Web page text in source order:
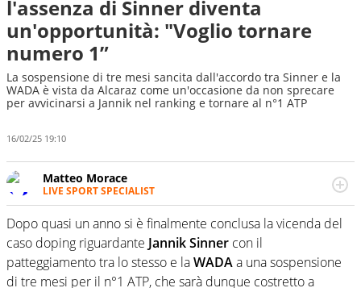
l'assenza di Sinner diventa
un'opportunità: "Voglio tornare
numero 1”
La sospensione di tre mesi sancita dall'accordo tra Sinner e la
WADA è vista da Alcaraz come un'occasione da non sprecare
per avvicinarsi a Jannik nel ranking e tornare al n°1 ATP
16/02/25 19:10
Matteo Morace
LIVE SPORT SPECIALIST
La multimedialità quale approccio personale e
professionale. Ama raccontare lo sport focalizzando ogni
attenzione sul tempo reale: la verità della dirette non
sono opinioni ma fatti
Dopo quasi un anno si è finalmente conclusa la vicenda del
caso doping riguardante JannikSinner con il
patteggiamento tra lo stesso e laWADAa una sospensione
di tre mesi per il n°1 ATP, che sarà dunque costretto a